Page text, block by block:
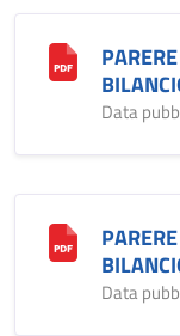
Data
Data